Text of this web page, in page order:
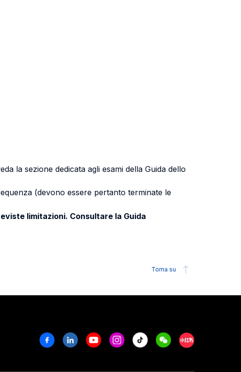
la sezione dedicata agli esami della Guida dello
(devono essere pertanto terminate le
limitazioni. Consultare la Guida
Torna su
FacebookLinkedinYoutubeInstagram
Tiktok WeechatXiaohongshu/